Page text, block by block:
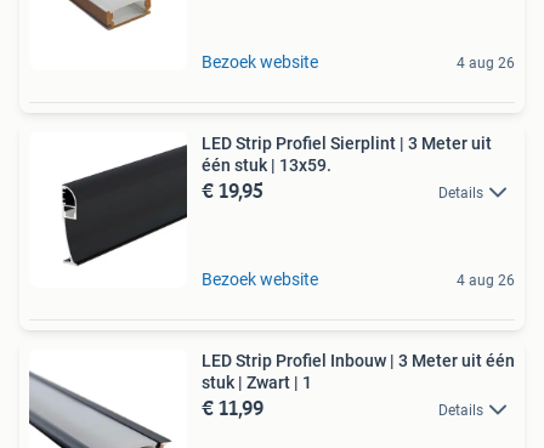
Bezoek website 4 aug 26
LED Strip Profiel Sierplint | 3 Meter uit
één stuk | 13x59.
€ 19,95 Details
Bezoek website 4 aug 26
LED Strip Profiel Inbouw | 3 Meter uit één
stuk | Zwart | 1
€ 11,99 Details